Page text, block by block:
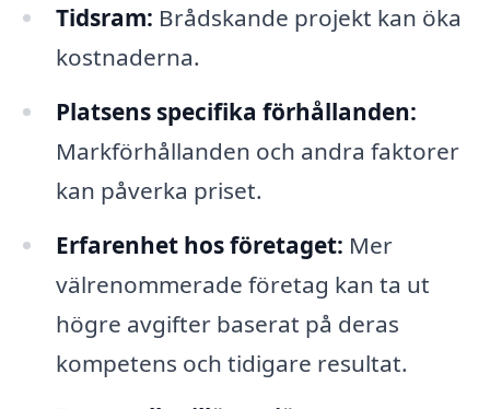
Tidsram: Brådskande projekt kan öka
kostnaderna.
Platsens specifika förhållanden:
Markförhållanden och andra faktorer
kan påverka priset.
Erfarenhet hos företaget: Mer
välrenommerade företag kan ta ut
högre avgifter baserat på deras
kompetens och tidigare resultat.